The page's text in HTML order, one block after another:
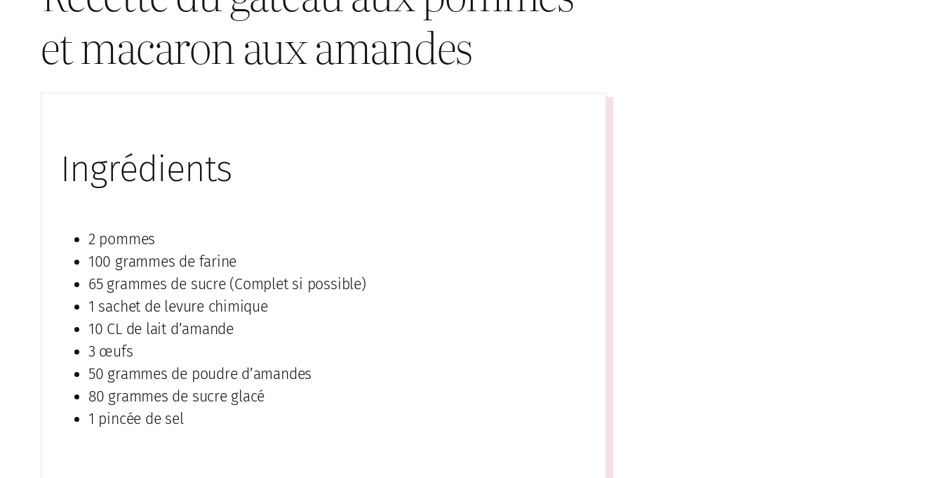
et macaron aux amandes
Ingrédients
2 pommes
100 grammes de farine
65 grammes de sucre (Complet si possible)
1 sachet de levure chimique
10 CL de lait d’amande
3 œufs
50 grammes de poudre d’amandes
80 grammes de sucre glacé
1 pincée de sel